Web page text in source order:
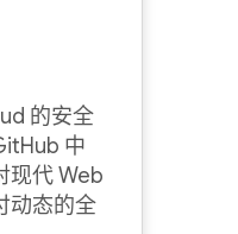
的安全
中
现代 Web
动态的全